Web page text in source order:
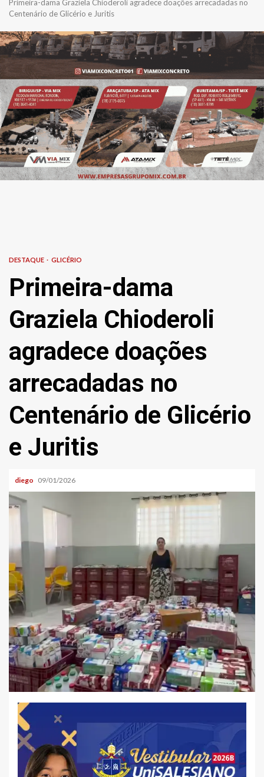
Primeira-dama Graziela Chioderoli agradece doações arrecadadas no
Centenário de Glicério e Juritis
DESTAQUE GLICÉRIO
Primeira-dama
Graziela Chioderoli
agradece doações
arrecadadas no
Centenário de Glicério
e Juritis
diego 09/01/2026